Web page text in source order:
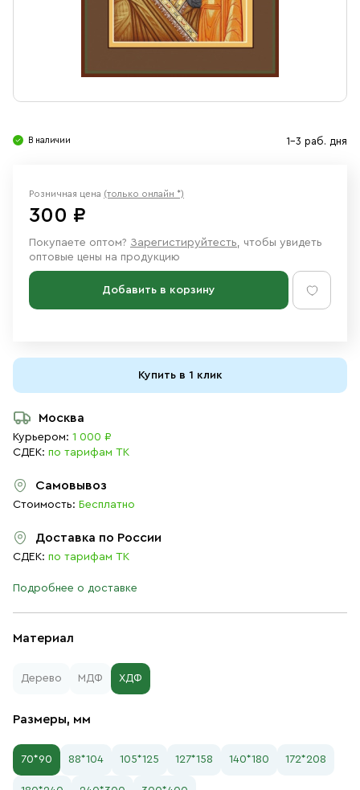
Ювелирные изделия
В наличии 1-3 раб. дня
Материал
Дерево МДФ ХДФ
Размеры, мм
70*90 88*104 105*125 127*158 140*180 172*208
Розничная цена (только онлайн *)
300 ₽
Покупаете оптом? Зарегистируйтесть, чтобы увидеть
оптовые цены на продукцию
Добавить в корзину
Купить в 1 клик
Москва
Курьером: 1 000 ₽
СДЕК: по тарифам ТК
Самовывоз
Стоимость: Бесплатно
Доставка по России
СДЕК: по тарифам ТК
Подробнее о доставке